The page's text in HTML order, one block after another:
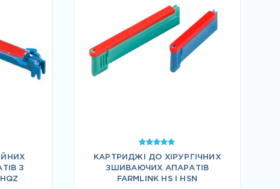
З
5.00
з 5
КАРТРИДЖІ ДО ХІРУРГІЧНИХ
ЗШИВАЮЧИХ АПАРАТІВ
FARMLINK HS І HSN